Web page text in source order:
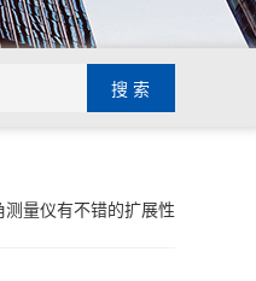
测量仪有不错的扩展性